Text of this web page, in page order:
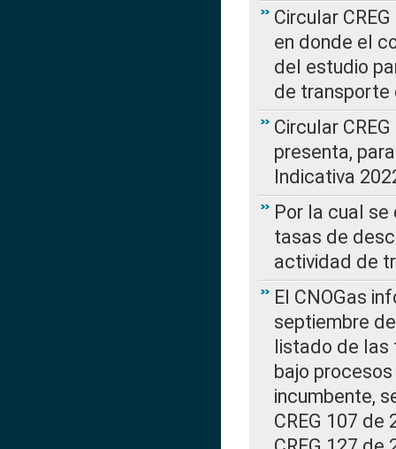
Circular
en donde el
del estudio
de transporte
Circular
presenta,
Indicativa
Por la cual
tasas de
actividad de
El CNOGas
septiembre
listado de las
bajo
incumbente,
CREG 107